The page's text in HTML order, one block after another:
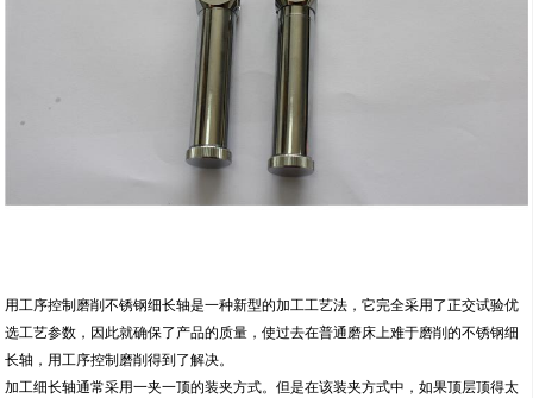
用工序控制磨削不锈钢细长轴是一种新型的加工工艺法，它完全采用了正交试验优
选工艺参数，因此就确保了产品的质量，使过去在普通磨床上难于磨削的不锈钢细
长轴，用工序控制磨削得到了解决。
加工细长轴通常采用一夹一顶的装夹方式。但是在该装夹方式中，如果顶层顶得太